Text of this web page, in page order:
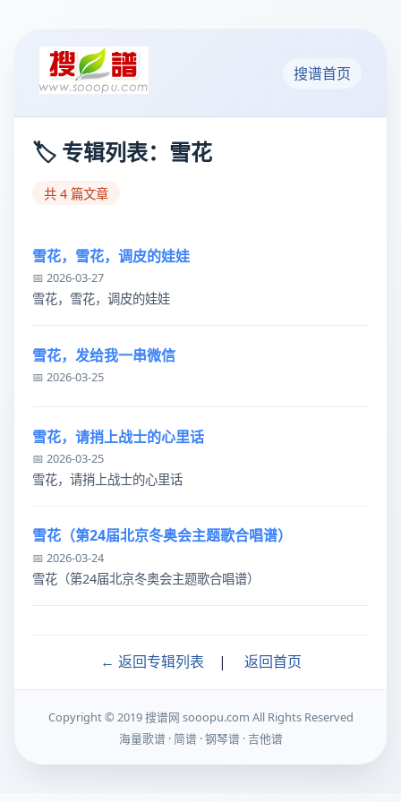
搜谱首页
🏷️ 专辑列表：雪花
共 4 篇文章
雪花，雪花，调皮的娃娃
📅 2026-03-27
雪花，雪花，调皮的娃娃
雪花，发给我一串微信
📅 2026-03-25
雪花，请捎上战士的心里话
📅 2026-03-25
雪花，请捎上战士的心里话
雪花（第24届北京冬奥会主题歌合唱谱）
📅 2026-03-24
雪花（第24届北京冬奥会主题歌合唱谱）
← 返回专辑列表 | 返回首页
Copyright © 2019 搜谱网 sooopu.com All Rights Reserved
海量歌谱 · 简谱 · 钢琴谱 · 吉他谱